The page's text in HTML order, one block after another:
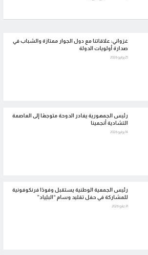
غزواني: علاقاتنا مع دول الجوار ممتازة والشباب في
صدارة أولويات الدولة
25 يوليو 2026
رئيس الجمهورية يغادر الدوحة متوجهًا إلى العاصمة
التشادية أنجمينا
14 يوليو 2026
رئيس الجمعية الوطنية يستقبل وفودًا فرنكوفونية
للمشاركة في حفل تقليد وسام “البلِياد”
31 مايو 2026